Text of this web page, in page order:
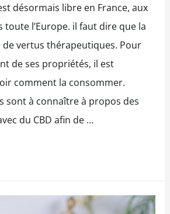
désormais libre en France, aux
toute l’Europe. il faut dire que la
vertus thérapeutiques. Pour
de ses propriétés, il est
comment la consommer.
sont à connaître à propos des
du CBD afin de …